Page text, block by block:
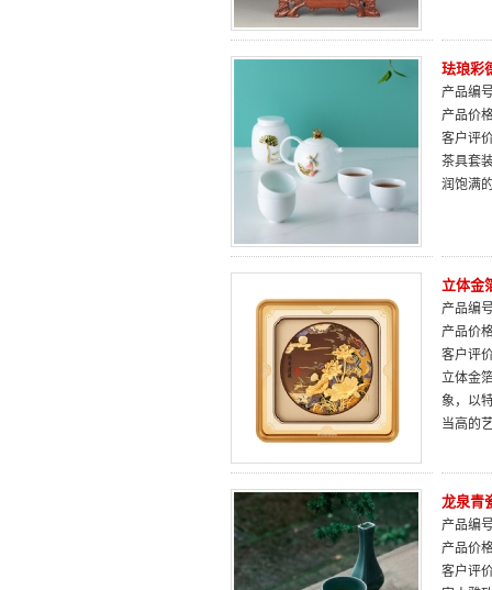
珐琅彩
产品编
产品价
客户评
茶具套
润饱满
立体金
产品编
产品价
客户评
立体金
象，以
当高的
龙泉青
产品编
产品价
客户评